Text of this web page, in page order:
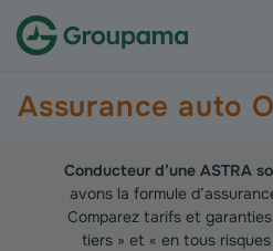
Assurance auto
Conducteur d’une ASTRA
avons la formule
Comparez tarifs et
tiers » et « en tous